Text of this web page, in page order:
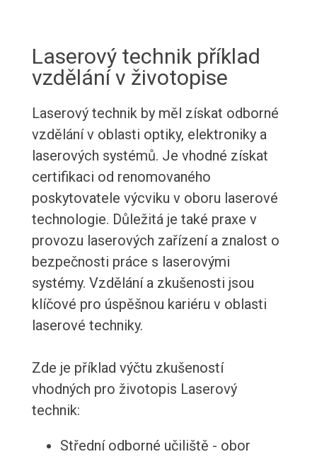
Laserový technik příklad
vzdělání v životopise
Laserový technik by měl získat odborné
vzdělání v oblasti optiky, elektroniky a
laserových systémů. Je vhodné získat
certifikaci od renomovaného
poskytovatele výcviku v oboru laserové
technologie. Důležitá je také praxe v
provozu laserových zařízení a znalost o
bezpečnosti práce s laserovými
systémy. Vzdělání a zkušenosti jsou
klíčové pro úspěšnou kariéru v oblasti
laserové techniky.
Zde je příklad výčtu zkušeností
vhodných pro životopis Laserový
technik:
Střední odborné učiliště - obor